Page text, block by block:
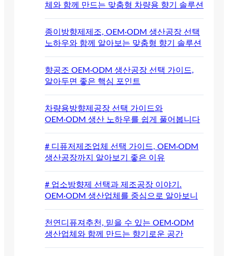
체와 함께 만드는 맞춤형 차량용 향기 솔루션
종이방향제제조, OEM·ODM 생산공장 선택
노하우와 함께 알아보는 맞춤형 향기 솔루션
향공조 OEM·ODM 생산공장 선택 가이드,
알아두면 좋은 핵심 포인트
차량용방향제공장 선택 가이드와
OEM·ODM 생산 노하우를 쉽게 풀어봅니다
# 디퓨저제조업체 선택 가이드, OEM·ODM
생산공장까지 알아보기 좋은 이유
# 업소방향제 선택과 제조공장 이야기.
OEM·ODM 생산업체를 중심으로 알아보니
천연디퓨져추천, 믿을 수 있는 OEM·ODM
생산업체와 함께 만드는 향기로운 공간